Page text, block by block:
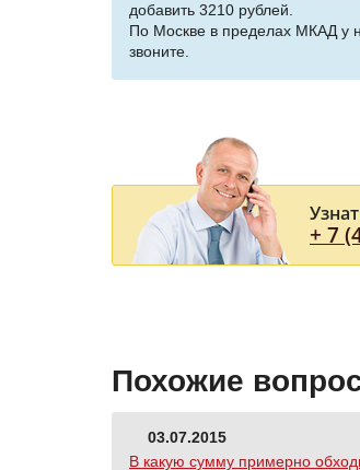
добавить 3210 рублей.
По Москве в пределах МКАД у
звоните.
+ 7
Похожие
03.07.2015
В какую сумму примерно